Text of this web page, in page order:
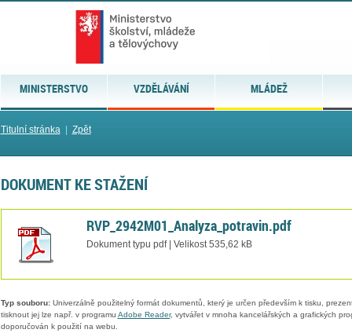
MINISTERSTVO VZDĚLÁVÁNÍ MLÁDEŽ
Titulní stránka| Zpět
DOKUMENT KE STAŽENÍ
RVP_2942M01_Analyza_potravin.pdf
Dokument typu pdf | Velikost 535,62 kB
Typ souboru:Univerzálně použitelný formát dokumentů, který je určen především k tisku,
tisknout jej lze např. v programu Adobe Reader, vytvářet v mnoha kancelářských a grafických
doporučován k použití na webu.